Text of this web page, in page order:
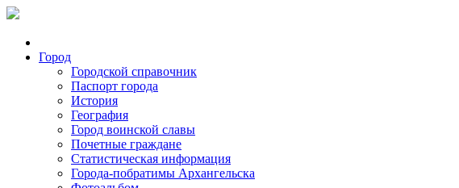
Город
Городской справочник
Паспорт города
История
География
Город воинской славы
Почетные граждане
Статистическая информация
Города-побратимы Архангельска